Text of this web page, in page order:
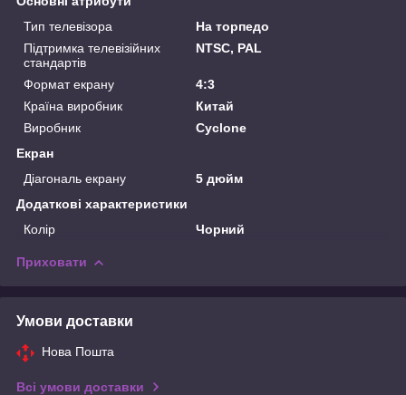
Тип телевізора
На торпедо
Підтримка телевізійних
стандартів
NTSC, PAL
Формат екрану
4:3
Країна виробник
Китай
Виробник
Cyclone
Екран
Діагональ екрану
5 дюйм
Додаткові характеристики
Колір
Чорний
Приховати
Умови доставки
Нова Пошта
Всі умови доставки